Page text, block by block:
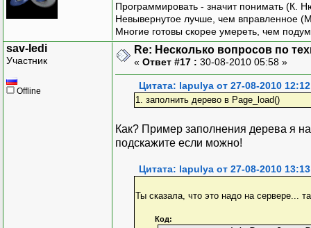
Программировать - значит понимать (К.
Невывернутое лучше, чем вправленное
Многие готовы скорее умереть, чем
sav-ledi
Участник
Offline
Re: Несколько вопросов по
« Ответ #17 : 30-08-2010 05:58 »
Цитата: lapulya от 27-08-2010 12:12
1. заполнить дерево в Page_load()
Как? Пример заполнения дерева я
подскажите если можно!
Цитата: lapulya от 27-08-2010 13:13
Ты сказала, что это надо на сервере...
Код: